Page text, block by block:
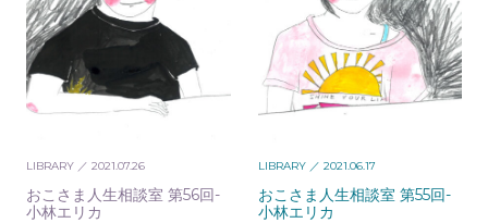
LIBRARY ／ 2021.07.26
おこさま人生相談室 第56回-
小林エリカ
LIBRARY／ 2021.06.17
おこさま人生相談室 第55回-
小林エリカ